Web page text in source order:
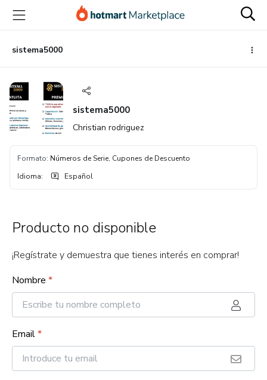
principal
página
de
página
sistema5000
sistema5000
Christian rodriguez
Formato: Números de Serie, Cupones de Descuento
Idioma: Español
Producto no disponible
¡Regístrate y demuestra que tienes interés en comprar!
Nombre *
Email*